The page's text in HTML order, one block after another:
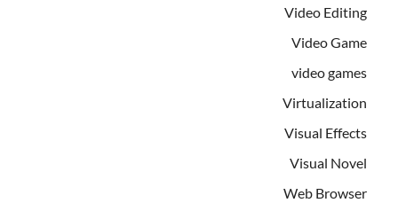
Video Editing
Video Game
video games
Virtualization
Visual Effects
Visual Novel
Web Browser